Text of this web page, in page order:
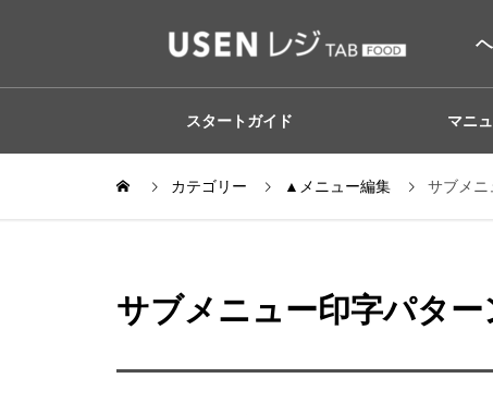
スタートガイド マニ
カテゴリー ▲メニュー編集 サブメニ
サブメニュー印字パター